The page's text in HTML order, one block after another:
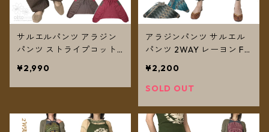
サルエルパンツ アラジン
パンツ ストライプコット
トーンポケット フリーサ
イズ 6カラー【メール便送
¥2,990
アラジンパンツ サルエル
パンツ 2WAY レーヨン F
便送料無料】
¥2,200
SOLD OUT